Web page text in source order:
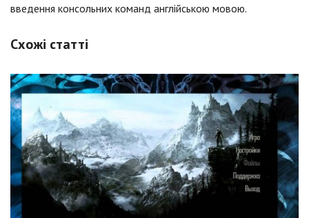
введення консольних команд англійською мовою.
Схожі статті